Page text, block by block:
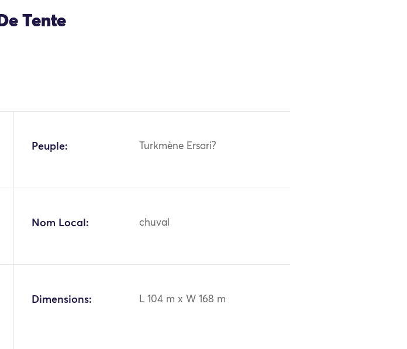
Tente
Peuple: Turkmène Ersari?
Nom Local: chuval
Dimensions: L 104 m x W 168 m